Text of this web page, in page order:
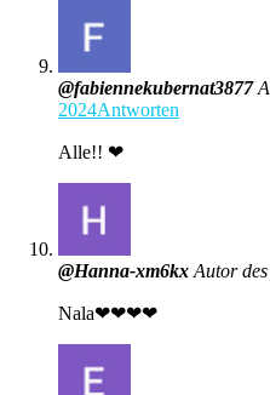
@fabiennekubernat3877
2024Antworten
Alle!! ❤
@Hanna-xm6kx Autor
Nala❤❤❤❤